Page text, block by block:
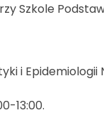
Szkole
i Epidemiologii
13:00.